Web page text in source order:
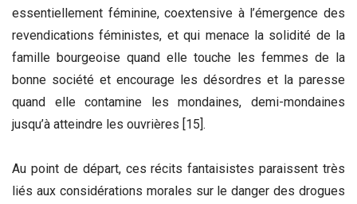
essentiellement féminine, coextensive à l’émergence des
revendications féministes, et qui menace la solidité de la
famille bourgeoise quand elle touche les femmes de la
bonne société et encourage les désordres et la paresse
quand elle contamine les mondaines, demi-mondaines
jusqu’à atteindre les ouvrières [15].
Au point de départ, ces récits fantaisistes paraissent très
liés aux considérations morales sur le danger des drogues